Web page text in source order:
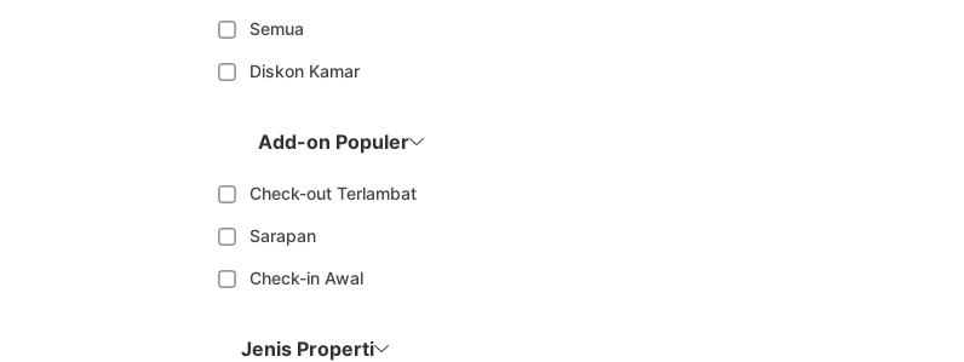
Semua
Diskon Kamar
Add-on Populer
Check-out Terlambat
Sarapan
Check-in Awal
Jenis Properti